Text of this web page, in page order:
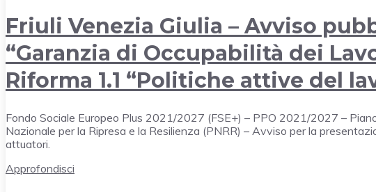
Friuli Venezia Giulia – Avviso
“Garanzia di Occupabilità dei
Riforma 1.1 “Politiche attive del
Fondo Sociale Europeo Plus 2021/2027 (FSE+) – PPO 2021/2027 –
Nazionale per la Ripresa e la Resilienza (PNRR) – Avviso per la
attuatori.
Approfondisci